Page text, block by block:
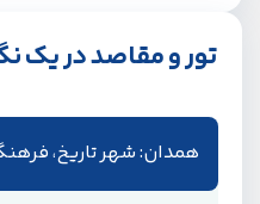
تور و مقاصد در یک
همدان: شهر تاریخ،